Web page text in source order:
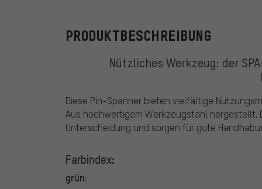
PRODUKTBESCHREIBUNG
Nützliches Werkzeug: der
Diese Pin-Spanner bieten vielfältige
Aus hochwertigem Werkzeugstahl
Unterscheidung und sorgen für gute
Farbindex:
grün: